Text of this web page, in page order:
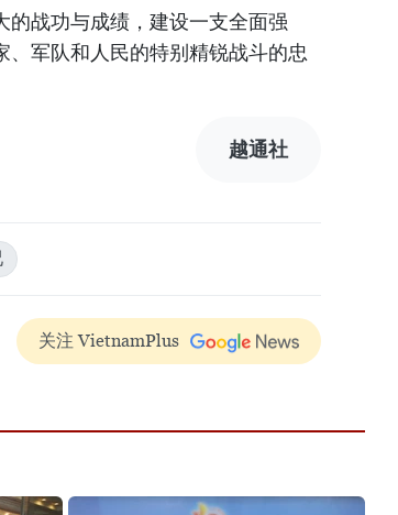
的战功与成绩，建设一支全面强
军队和人民的特别精锐战斗的忠
越通社
关注 VietnamPlus